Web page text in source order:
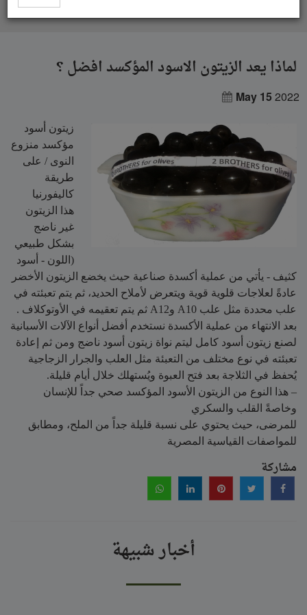
لماذا يعد الزيتون الاسود المؤكسد افضل ؟
May 152022
زيتون أسود
مؤكسد منزوع
النوى / على
طريقة
كاليفورنيا
هذا الزيتون
غير ناضج
بشكل طبيعي
(اللون - أسود
كثيف - يأتي من عملية أكسدة صناعية حيث يخضع الزيتون الأخضر
عادةً لعلاجات قلوية قوية ويتعرض لأملاح الحديد، ثم يتم تعبئته في
علب محددة مثل علب A10 وA12 ثم يتم تعقيمه في الأوتوكلاف .
بعد الانتهاء من عملية الأكسدة نستخدم أفضل أنواع الآلات الأسبانية
لصنع زيتون أسود كامل ليتم نواة زيتون أسود ناضج ومن ثم إعادة
تعبئته في نوع مختلف من التعبئة مثل العلب والجرار الزجاجية
يُحفظ في الثلاجة بعد فتح العبوة ويُستهلك خلال أيام قليلة.
– هذا النوع من الزيتون الأسود المؤكسد صحي جداً للإنسان
وخاصةً القلب والسكري
للمرضى، حيث يحتوي على نسبة قليلة جداً من الملح، ومطابق
للمواصفات القياسية المصرية
مشاركة
أخبار شبيهة